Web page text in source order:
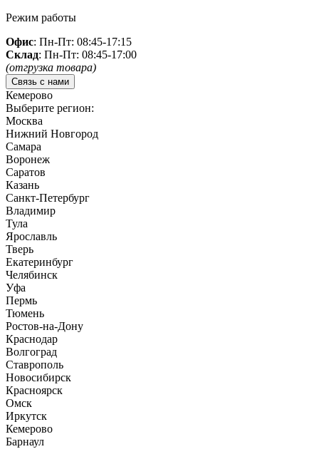
Режим работы
Офис: Пн-Пт: 08:45-17:15
Склад: Пн-Пт: 08:45-17:00
(отгрузка товара)
Связь с нами
Кемерово
Выберите регион:
Москва
Нижний Новгород
Самара
Воронеж
Саратов
Казань
Санкт-Петербург
Владимир
Тула
Ярославль
Тверь
Екатеринбург
Челябинск
Уфа
Пермь
Тюмень
Ростов-на-Дону
Краснодар
Волгоград
Ставрополь
Новосибирск
Красноярск
Омск
Иркутск
Кемерово
Барнаул